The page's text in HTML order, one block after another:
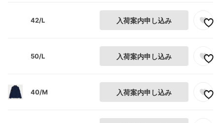
42/L 入荷案内申し込み
50/L 入荷案内申し込み
40/M 入荷案内申し込み